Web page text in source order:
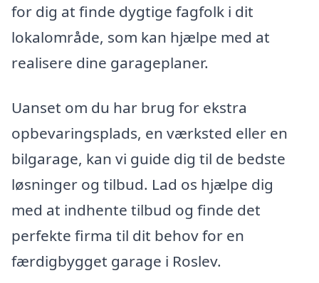
for dig at finde dygtige fagfolk i dit
lokalområde, som kan hjælpe med at
realisere dine garageplaner.
Uanset om du har brug for ekstra
opbevaringsplads, en værksted eller en
bilgarage, kan vi guide dig til de bedste
løsninger og tilbud. Lad os hjælpe dig
med at indhente tilbud og finde det
perfekte firma til dit behov for en
færdigbygget garage i Roslev.